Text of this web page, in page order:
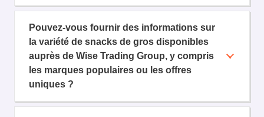
Pouvez-vous fournir des informations sur
la variété de snacks de gros disponibles
auprès de Wise Trading Group, y compris
les marques populaires ou les offres
uniques ?